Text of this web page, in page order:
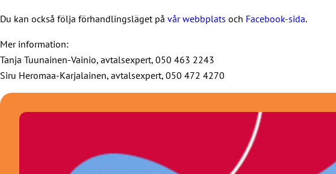
Du kan också följa förhandlingsläget på vår webbplats och Facebook-sida.
Mer information:
Tanja Tuunainen-Vainio, avtalsexpert, 050 463 2243
Siru Heromaa-Karjalainen, avtalsexpert, 050 472 4270